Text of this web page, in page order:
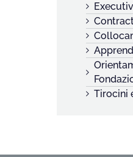
Tirocini